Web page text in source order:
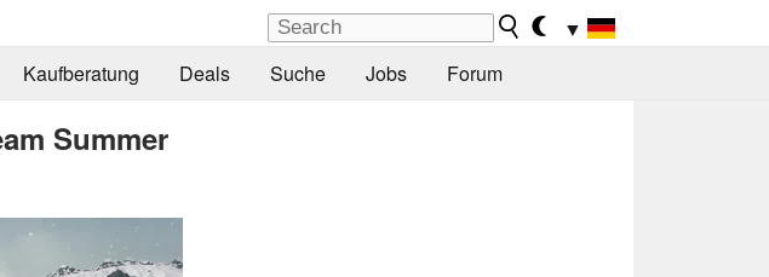
▼
Kaufberatung Deals Suche Jobs Forum
Summer